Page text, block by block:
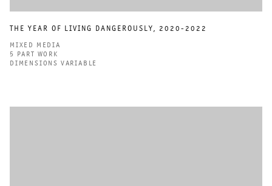
THE YEAR OF LIVING DANGEROUSLY, 2020-2022
MIXED MEDIA
5 PART WORK
DIMENSIONS VARIABLE